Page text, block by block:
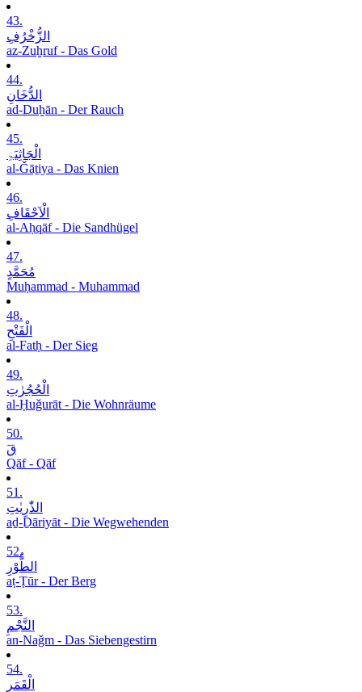
43.
الزُّخْرُفِ
az-Zuḫruf - Das Gold
44.
الدُّخَانِ
ad-Duḫān - Der Rauch
45.
الْجَاثِیَۃِ
al-Ǧāṯiya - Das Knien
46.
الْاَحْقَافِ
al-Aḥqāf - Die Sandhügel
47.
مُحَمَّدٍ
Muḥammad - Muhammad
48.
الْفَتْحِ
al-Fatḥ - Der Sieg
49.
الْحُجُرٰتِ
al-Ḥuǧurāt - Die Wohnräume
50.
قٓ
Qāf - Qāf
51.
الذّٰرِیٰتِ
aḏ-Ḏāriyāt - Die Wegwehenden
52.
الطُّوْرِ
aṭ-Ṭūr - Der Berg
53.
النَّجْمِ
an-Naǧm - Das Siebengestirn
54.
الْقَمَرِ